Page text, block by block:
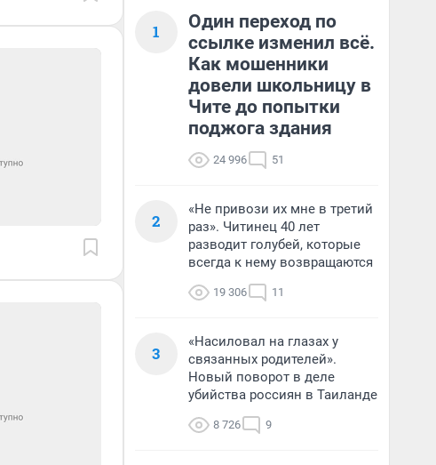
1
Один переход по
ссылке изменил всё.
Как мошенники
довели школьницу в
Чите до попытки
поджога здания
24 996 51
2
«Не привози их мне в третий
раз». Читинец 40 лет
разводит голубей, которые
всегда к нему возвращаются
19 306 11
3
«Насиловал на глазах у
связанных родителей».
Новый поворот в деле
убийства россиян в Таиланде
8 726 9